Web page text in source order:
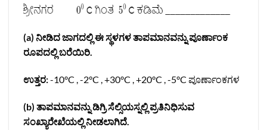
(a) ನೀಡಿದ ಜಾಗದಲ್ಲಿ ಈ ಸ್ಥಳಗಳ ತಾಪಮಾನವನ್ನು ಪೂರ್ಣಾಂಕ
ರೂಪದಲ್ಲಿ ಬರೆಯಿರಿ.
ಉತ್ತರ:-10°C , -2°C , +30°C , +20°C , -5°C ಪೂರ್ಣಾಂಕಗಳ
(b) ತಾಪಮಾನವನ್ನು ಡಿಗ್ರಿ ಸೆಲ್ಸಿಯಸ್ನಲ್ಲಿ ಪ್ರತಿನಿಧಿಸುವ
ಸಂಖ್ಯಾರೇಖೆಯಲ್ಲಿ ನೀಡಲಾಗಿದೆ.